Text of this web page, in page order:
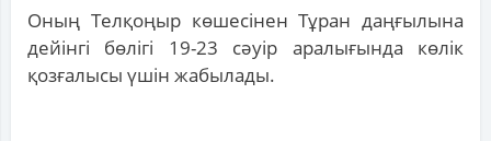
Оның Телқоңыр көшесінен Тұран даңғылына
дейінгі бөлігі 19-23 сәуір аралығында көлік
қозғалысы үшін жабылады.